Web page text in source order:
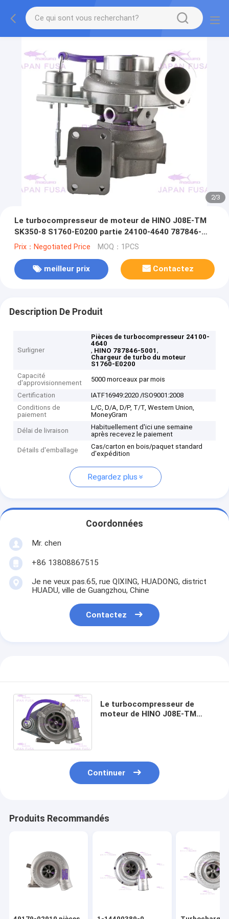
2/3
Le turbocompresseur de moteur de HINO J08E-TM
SK350-8 S1760-E0200 partie 24100-4640 787846-
5001
Prix：Negotiated Price MOQ：1PCS
meilleur prix Contactez
Description De Produit
Surligner
Pièces de turbocompresseur 24100-
4640
, HINO 787846-5001,
Chargeur de turbo du moteur
S1760-E0200
Capacité
d'approvisionnement
5000 morceaux par mois
Certification
IATF16949:2020 /ISO9001:2008
Conditions de
paiement
L/C, D/A, D/P, T/T, Western Union,
MoneyGram
Délai de livraison
Habituellement d'ici une semaine
après recevez le paiement
Détails d'emballage
Cas/carton en bois/paquet standard
d'expédition
Regardez plus
Coordonnées
Mr. chen
+86 13808867515
Je ne veux pas.65, rue QIXING, HUADONG, district
HUADU, ville de Guangzhou, Chine
Contactez
Le turbocompresseur de
moteur de HINO J08E-TM
Continuer
Produits Recommandés